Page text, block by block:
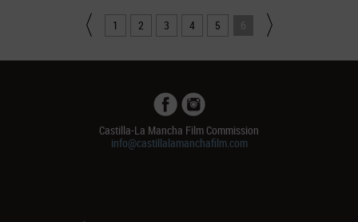
1 2 3 4 5 6
Castilla-La Mancha Film Commission
info@castillalamanchafilm.com